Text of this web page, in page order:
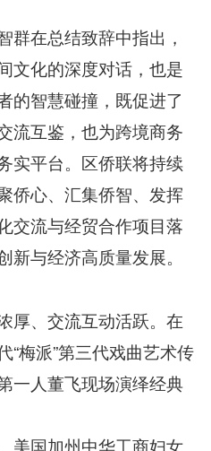
群在总结致辞中指出，
文化的深度对话，也是
的智慧碰撞，既促进了
流互鉴，也为跨境商务
实平台。区侨联将持续
侨心、汇集侨智、发挥
交流与经贸合作项目落
与经济高质量发展。
厚、交流互动活跃。在
“梅派”第三代戏曲艺术传
一人董飞现场演绎经典
美国加州中华工商妇女